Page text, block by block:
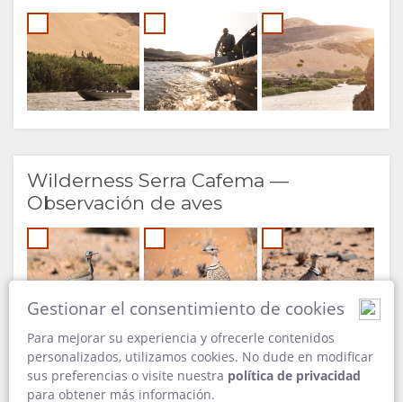
Wilderness Serra Cafema —
Observación de aves
Gestionar el consentimiento de cookies
Para mejorar su experiencia y ofrecerle contenidos
personalizados, utilizamos cookies. No dude en modificar
sus preferencias o visite nuestra política de privacidad
para obtener más información.